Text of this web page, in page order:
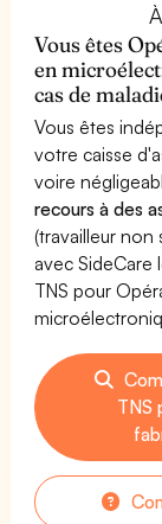
Vous êtes
en
cas de
Vous êtes
votre caisse
voire
recours à des
(travailleur non
avec SideCare
TNS pour
TNS